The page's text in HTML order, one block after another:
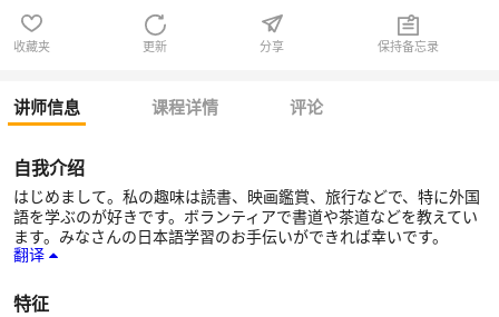
收藏夹 更新 分享 保持备忘录
讲师信息 课程详情 评论
自我介绍
はじめまして。私の趣味は読書、映画鑑賞、旅行などで、特に外国
語を学ぶのが好きです。ボランティアで書道や茶道などを教えてい
ます。みなさんの日本語学習のお手伝いができれば幸いです。
翻译
特征